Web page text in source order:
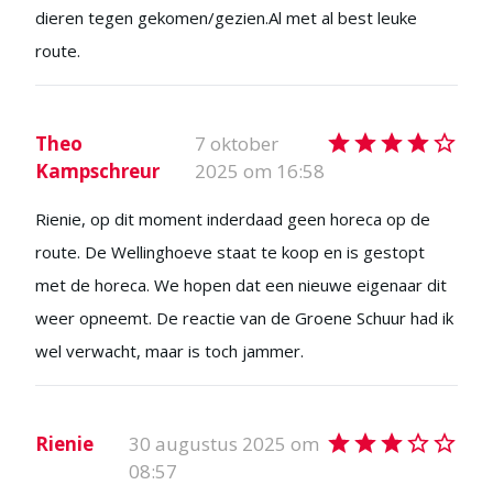
dieren tegen gekomen/gezien.Al met al best leuke
route.
Theo
Kampschreur
7 oktober
2025 om 16:58
Rienie, op dit moment inderdaad geen horeca op de
route. De Wellinghoeve staat te koop en is gestopt
met de horeca. We hopen dat een nieuwe eigenaar dit
weer opneemt. De reactie van de Groene Schuur had ik
wel verwacht, maar is toch jammer.
Rienie
30 augustus 2025 om
08:57